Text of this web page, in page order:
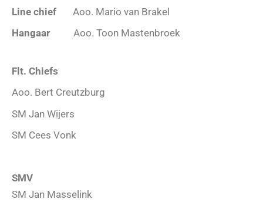
Line chief Aoo. Mario van Brakel
Hangaar Aoo. Toon Mastenbroek
Flt. Chiefs
Aoo. Bert Creutzburg
SM Jan Wijers
SM Cees Vonk
SMV
SM Jan Masselink